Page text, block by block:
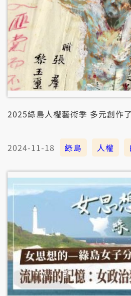
2025綠島人權藝術季 多元創作
2024-11-18 綠島 人權